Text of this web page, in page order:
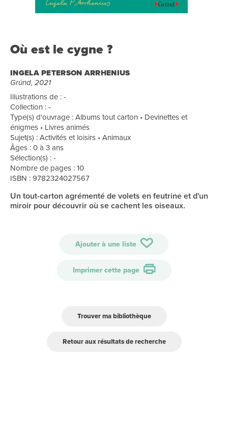
Où est le cygne ?
INGELA PETERSON ARRHENIUS
Gründ, 2021
Illustrations de : -
Collection : -
Type(s) d'ouvrage : Albums tout carton • Devinettes et
énigmes • Livres animés
Sujet(s) : Activités et loisirs • Animaux
Âges : 0 à 3 ans
Sélection(s) : -
Nombre de pages : 10
ISBN : 9782324027567
Un tout-carton agrémenté de volets en feutrine et d'un
miroir pour découvrir où se cachent les oiseaux.
Ajouter à une liste
Imprimer cette page
Trouver ma bibliothèque
Retour aux résultats de recherche